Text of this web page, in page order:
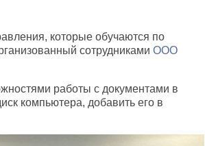
которые обучаются по
сотрудниками ООО
работы с документами в
компьютера, добавить его в